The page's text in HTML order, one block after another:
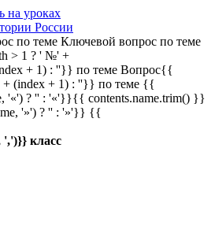
на уроках
России
по теме Ключевой вопрос по теме
> 1 ? ' №' +
+ 1) : ''}} по теме Вопрос{{
(index + 1) : ''}} по теме {{
'«') ? '' : '«'}}{{ contents.name.trim() }}
'»') ? '' : '»'}} {{
',')}} класс